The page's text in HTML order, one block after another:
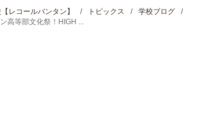
レコールバンタン】 / トピックス / 学校ブログ
/
高等部文化祭！HIGH ...